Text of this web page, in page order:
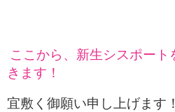
ここから、新生シスポー
きます！
宜敷く御願い申し上げます